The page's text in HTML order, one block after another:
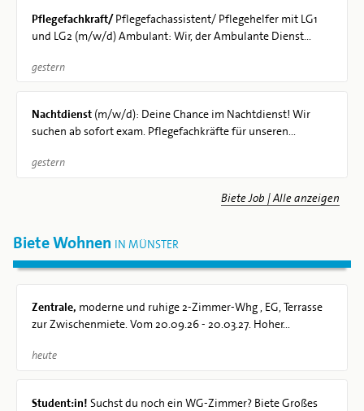
Pflegefachkraft/Pflegefachassistent/ Pflegehelfer mit LG1
und LG2 (m/w/d) Ambulant: Wir, der Ambulante Dienst...
gestern
Nachtdienst(m/w/d): Deine Chance im Nachtdienst! Wir
suchen ab sofort exam. Pflegefachkräfte für unseren...
gestern
Biete Job | Alle anzeigen
Biete Wohnen IN MÜNSTER
Zentrale, moderne und ruhige 2-Zimmer-Whg , EG, Terrasse
zur Zwischenmiete. Vom 20.09.26 - 20.03.27. Hoher...
heute
Student:in! Suchst du noch ein WG-Zimmer? Biete Großes